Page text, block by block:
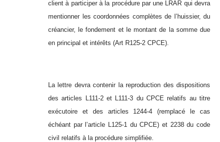
client à participer à la procédure par une LRAR qui devra
mentionner les coordonnées complètes de l’huissier, du
créancier, le fondement et le montant de la somme due
en principal et intérêts (Art R125-2 CPCE).
La lettre devra contenir la reproduction des dispositions
des articles L111-2 et L111-3 du CPCE relatifs au titre
exécutoire et des articles 1244-4 (remplacé le cas
échéant par l’article L125-1 du CPCE) et 2238 du code
civil relatifs à la procédure simplifiée.